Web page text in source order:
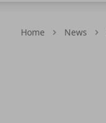
Home News